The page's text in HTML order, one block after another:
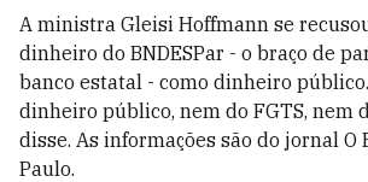
A ministra Gleisi Hoffmann se
dinheiro do BNDESPar - o braço de
banco estatal - como dinheiro
dinheiro público, nem do FGTS, nem
disse. As informações são do jornal O
Paulo.